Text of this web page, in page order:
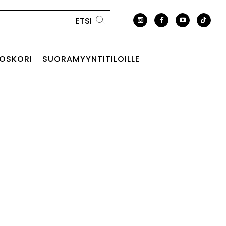
SUORAMYYNTITILOILLE